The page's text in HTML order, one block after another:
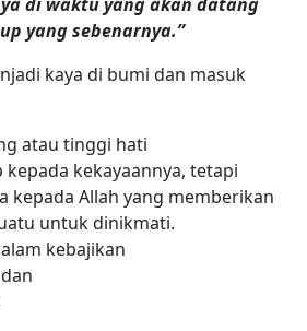
yang sebenarnya.”
kaya di bumi dan masuk
atau tinggi hati
kekayaannya, tetapi
kepada Allah yang memberikan
untuk dinikmati.
kebajikan